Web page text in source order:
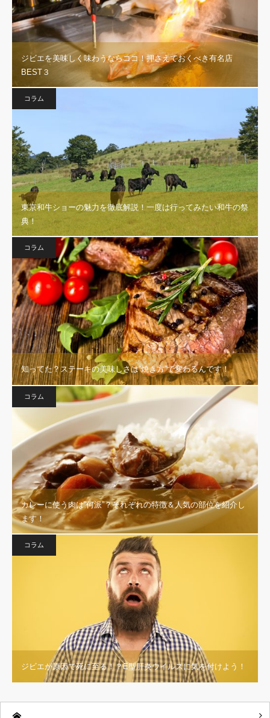
ジビエを美味しく味わうならココ！押さえておくべき有名店
BEST３
コラム
東京和牛ショーの魅力を徹底解説！一度は行ってみたい和牛の祭
典！
コラム
知ってた？ステーキの美味しさは”焼き方”で変わるんです！
コラム
カレーに使う肉は”何派”？それぞれの特徴＆人気の部位を紹介し
ます！
コラム
ジビエが原因で死に至る！？E型肝炎ウイルスに気を付けよう！